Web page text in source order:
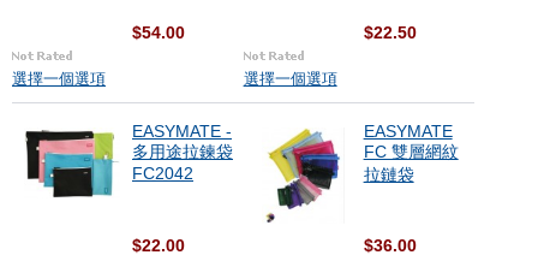
$54.00
選擇一個選項
$22.50
選擇一個選項
EASYMATE -
多用途拉鍊袋
FC2042
$22.00
EASYMATE
FC 雙層網紋
拉鏈袋
$36.00